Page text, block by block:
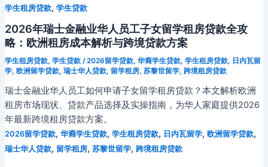
学生租房贷款, 学生贷款
2026年瑞士金融业华人员工子女留学租房贷款全攻
略：欧洲租房成本解析与跨境贷款方案
学生租房贷款, 学生贷款/2026留学贷款, 华裔学生贷款, 学生租房贷款, 日内瓦留
学, 欧洲留学贷款, 瑞士华人贷款, 留学租房, 苏黎世留学, 跨境租房贷款
瑞士金融业华人员工如何申请子女留学租房贷款？本文解析欧洲
租房市场现状、贷款产品选择及实操指南，为华人家庭提供2026
年最新跨境租房贷款方案。
2026留学贷款, 华裔学生贷款, 学生租房贷款, 日内瓦留学, 欧洲留学贷款,
瑞士华人贷款, 留学租房, 苏黎世留学, 跨境租房贷款